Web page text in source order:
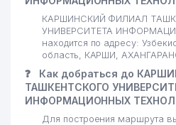
КАРШИНСКИЙ ФИЛИАЛ
УНИВЕРСИТЕТА
находится по адресу:
область, КАРШИ,
❓
Как добраться до
ТАШКЕНТСКОГО
ИНФОРМАЦИОННЫХ
Для построения маршрута